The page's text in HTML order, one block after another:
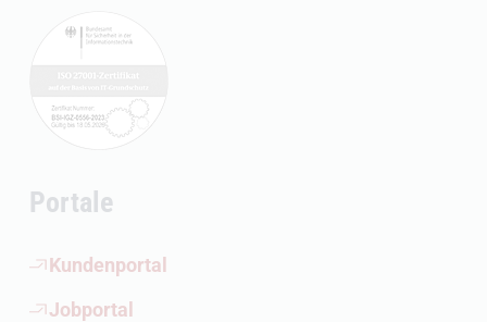
Portale
Kundenportal
(Öffnet externen Link)
Jobportal
(Öffnet externen Link)